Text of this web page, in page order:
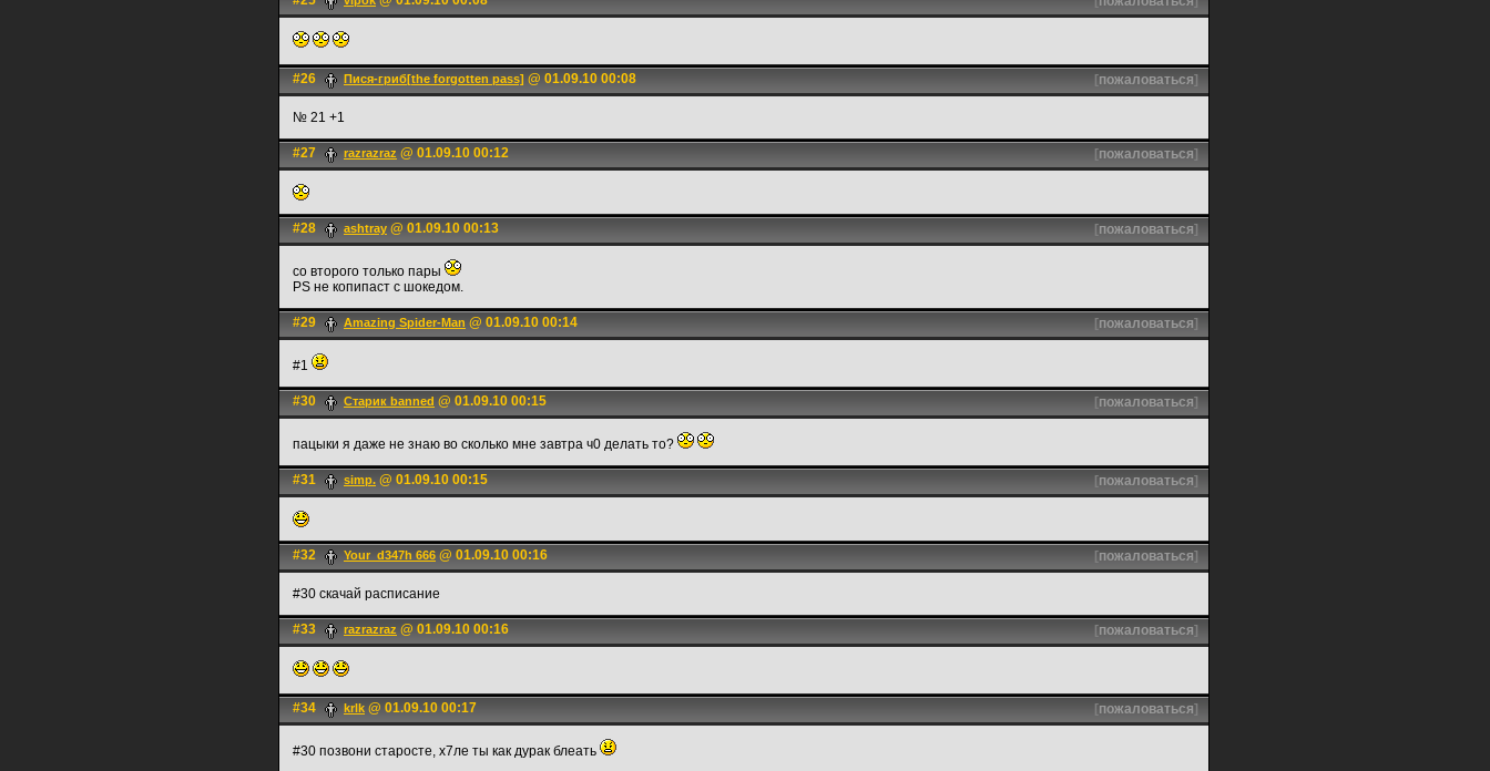
#26 Пися-гриб[the forgotten pass] @ 01.09.10 00:08 [пожаловаться]
№ 21 +1
#27 razrazraz @ 01.09.10 00:12 [пожаловаться]
#28 ashtray @ 01.09.10 00:13 [пожаловаться]
со второго только пары
PS не копипаст с шокедом.
#29 Amazing Spider-Man @ 01.09.10 00:14 [пожаловаться]
#1
#30 Старик banned @ 01.09.10 00:15 [пожаловаться]
пацыки я даже не знаю во сколько мне завтра ч0 делать то?
#31 simp. @ 01.09.10 00:15 [пожаловаться]
#32 Your_d347h 666 @ 01.09.10 00:16 [пожаловаться]
#30 скачай расписание
#33 razrazraz @ 01.09.10 00:16 [пожаловаться]
#34 krlk @ 01.09.10 00:17 [пожаловаться]
#30 позвони старосте, х7ле ты как дурак блеать